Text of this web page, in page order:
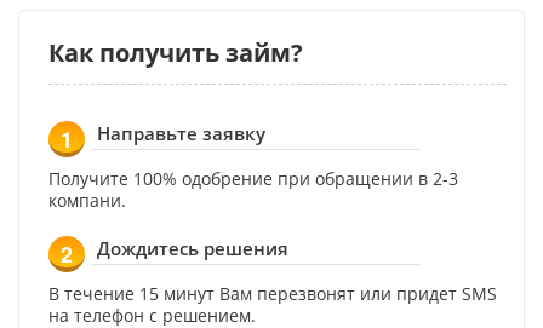
Как получить займ?
1 Направьте заявку
Получите 100% одобрение при обращении в 2-3
компани.
2 Дождитесь решения
В течение 15 минут Вам перезвонят или придет SMS
на телефон с решением.